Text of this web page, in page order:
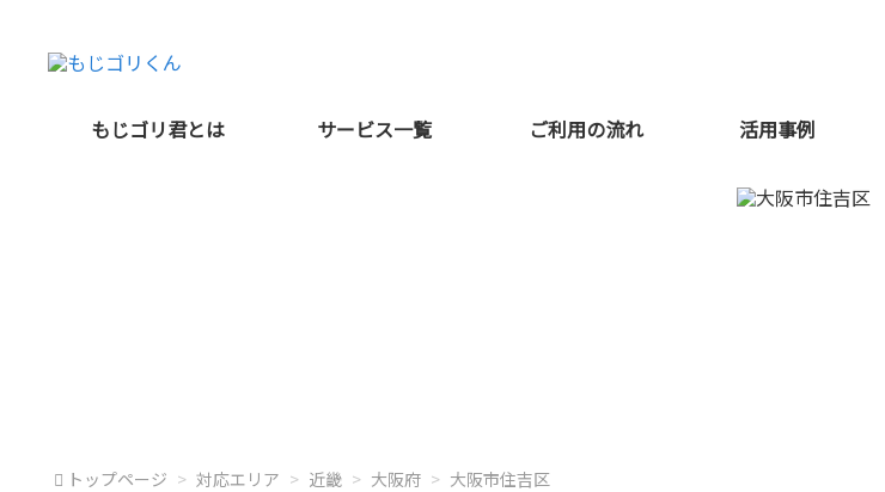
もじゴリ君とは サービス一覧 ご利用の流れ 活用事例
トップページ 対応エリア 近畿 大阪府 大阪市住吉区